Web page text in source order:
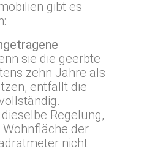
gibt es
sie die geerbte
zehn Jahre als
entfällt die
Regelung,
der
nicht